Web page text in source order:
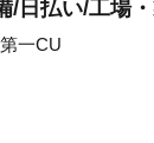
/日払い/工場
一CU